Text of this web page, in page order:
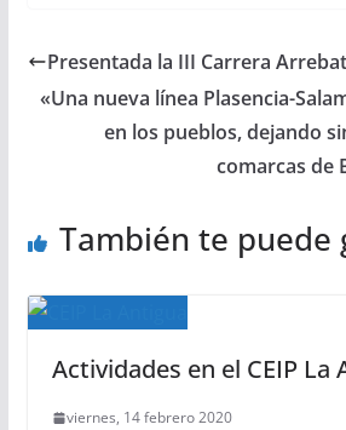
Presentada la III Carrera
«Una nueva línea Plasencia-
en los pueblos, dejando
comarcas de
También te puede
Actividades en el CEIP La
viernes, 14 febrero 2020